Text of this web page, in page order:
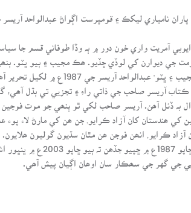
نامياري ليکڪ ۽ قومپرست اڳواڻ عبدالواحد
آمريت واري خون دور ۾ ٻہ وڏا طوفاني قسم جا
جي ديوارن کي لوڏي ڇڏيو. ھڪ مجيب ۽ ٻيو ڀٽو.
مجيب ۽ ڀٽو' عبدالواحد آريسر
آريسر صاحب جي ذاتي راءِ ۽ تجزيي تي ٻڌل آھي،
بہ ڏنل آھن. آريسر صاحب لکي ٿو ٻنھي جو موت فوجين
کي ھندستان کان آزاد ڪرايو, جن ھن کي مارڻ لاء پوء
ڪرايو, انھن فوجن ھن مٿان سڌيون گوليون ھلايون.
ھن ڪتاب جو پھريون ڇاپو
جي گهر جي سھڪار سان اوھان اڳيان پيش آھي.